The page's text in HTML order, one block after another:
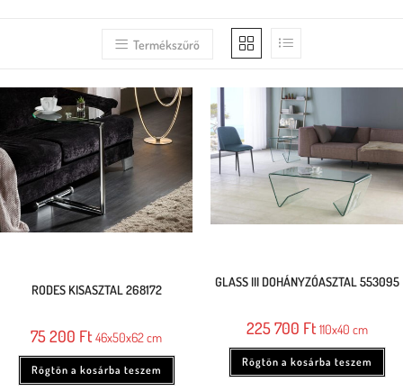
Termékszűrő
RODES KISASZTAL 268172
75 200 Ft 46x50x62 cm
Rögtön a kosárba teszem
GLASS III DOHÁNYZÓASZTAL 553095
225 700 Ft 110x40 cm
Rögtön a kosárba teszem